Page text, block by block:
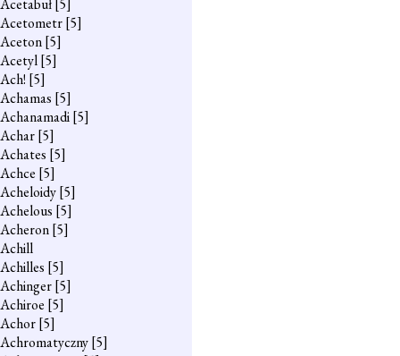
Acetabuł[5]
Acetometr[5]
Aceton[5]
Acetyl[5]
Ach! [5]
Achamas [5]
Achanamadi[5]
Achar[5]
Achates [5]
Achce [5]
Acheloidy[5]
Achelous [5]
Acheron[5]
Achill
Achilles [5]
Achinger[5]
Achiroe [5]
Achor[5]
Achromatyczny[5]